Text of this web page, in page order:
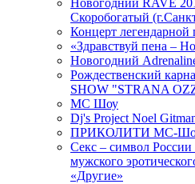
Новогодний RAVE
Скоробогатый
Концерт
«Здравствуй пена –
Новогодний
Рождественский
SHOW "STRANA
MC Шоу
Dj's Project Noel
ПРИКОЛИТИ МС-
Секс – символ
мужского
«Другие»